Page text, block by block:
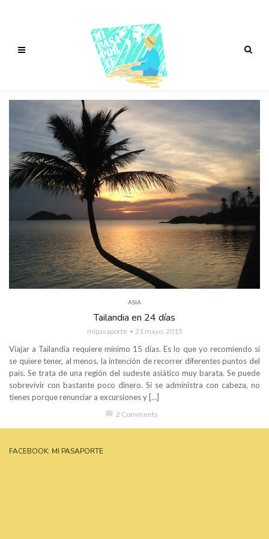
ASIA
Tailandia en 24 días
mipasaporte 21 mayo, 2015
Viajar a Tailandia requiere mínimo 15 días. Es lo que yo recomiendo si
se quiere tener, al menos, la intención de recorrer diferentes puntos del
país. Se trata de una región del sudeste asiático muy barata. Se puede
sobrevivir con bastante poco dinero. Si se administra con cabeza, no
tienes porque renunciar a excursiones y […]
2 Comments
FACEBOOK: MI PASAPORTE